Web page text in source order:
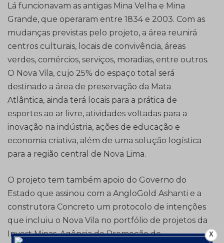
Lá funcionavam as antigas Mina Velha e Mina
Grande, que operaram entre 1834 e 2003. Com as
mudanças previstas pelo projeto, a área reunirá
centros culturais, locais de convivência, áreas
verdes, comércios, serviços, moradias, entre outros.
O Nova Vila, cujo 25% do espaço total será
destinado a área de preservação da Mata
Atlântica, ainda terá locais para a prática de
esportes ao ar livre, atividades voltadas para a
inovação na indústria, ações de educação e
economia criativa, além de uma solução logística
para a região central de Nova Lima.
O projeto tem também apoio do Governo do
Estado que assinou com a AngloGold Ashanti e a
construtora Concreto um protocolo de intenções
que incluiu o Nova Vila no portfólio de projetos da
Invest Minas, Agência de Promoção de
X